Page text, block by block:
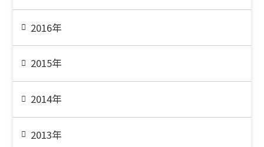
2016年
2015年
2014年
2013年